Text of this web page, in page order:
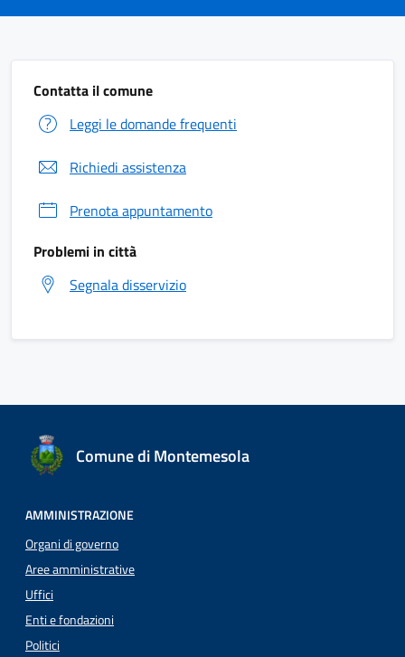
Contatta il comune
Leggi le domande frequenti
Richiedi assistenza
Prenota appuntamento
Problemi in città
Segnala disservizio
Comune di Montemesola
AMMINISTRAZIONE
Organi di governo
Aree amministrative
Uffici
Enti e fondazioni
Politici